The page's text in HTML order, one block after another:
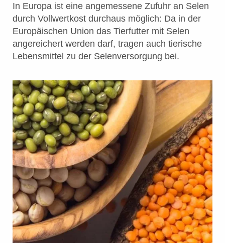
In Europa ist eine angemessene Zufuhr an Selen
durch Vollwertkost durchaus möglich: Da in der
Europäischen Union das Tierfutter mit Selen
angereichert werden darf, tragen auch tierische
Lebensmittel zu der Selenversorgung bei.